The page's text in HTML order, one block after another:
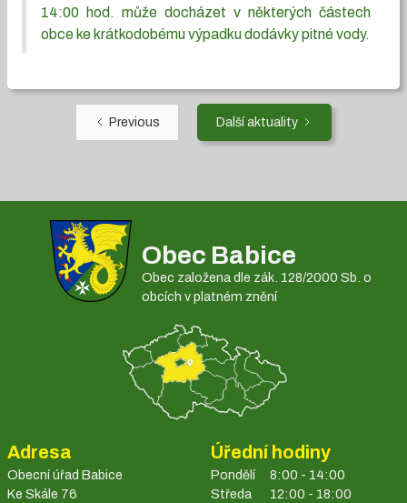
14:00 hod. může docházet v některých částech
obce ke krátkodobému výpadku dodávky pitné vody.
Previous Další aktuality
Obec Babice
Obec založena dle zák. 128/2000 Sb. o
obcích v platném znění
Adresa
Obecní úřad Babice
Ke Skále 76
Úřední hodiny
Pondělí
Středa
8:00 - 14:00
12:00 - 18:00